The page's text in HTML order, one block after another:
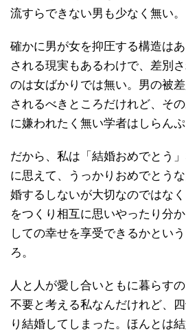
流すらできない男も少なく無い。
確かに男が女を抑圧する構造は
される現実もあるわけで、差別
のは女ばかりでは無い。男の被
されるべきところだけれど、そ
に嫌われたく無い学者はしらんぷ
だから、私は「結婚おめでとう
に思えて、うっかりおめでとう
婚するしないが大切なのではな
をつくり相互に思いやったり分
しての幸せを享受できるかとい
ろ。
人と人が愛し合いともに暮らす
不要と考える私なんだけれど、
り結婚してしまった。ほんとは